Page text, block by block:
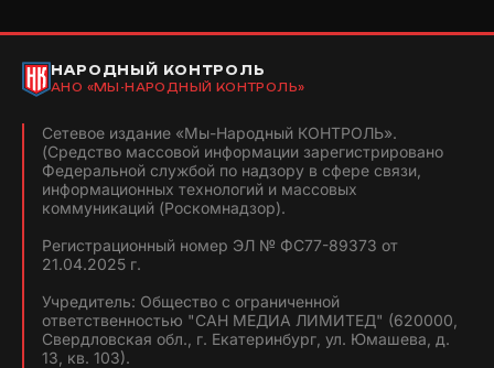
НАРОДНЫЙ КОНТРОЛЬ
АНО «МЫ-НАРОДНЫЙ КОНТРОЛЬ»
Сетевое издание «Мы-Народный КОНТРОЛЬ».
(Средство массовой информации зарегистрировано
Федеральной службой по надзору в сфере связи,
информационных технологий и массовых
коммуникаций (Роскомнадзор).
Регистрационный номер ЭЛ № ФС77-89373 от
21.04.2025 г.
Учредитель: Общество с ограниченной
ответственностью "САН МЕДИА ЛИМИТЕД" (620000,
Свердловская обл., г. Екатеринбург, ул. Юмашева, д.
13, кв. 103).